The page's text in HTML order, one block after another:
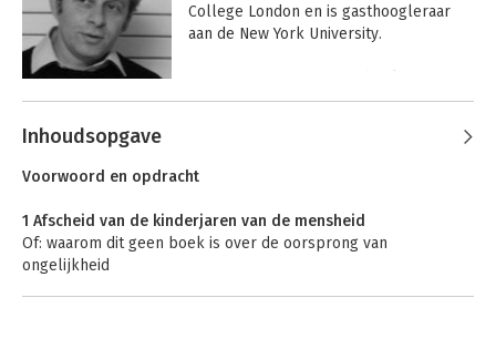
Bullshit jobs
College London en is gasthoogleraar
aan de New York University.
waaronder 'What makes civilization?' en
Midden-Oosten.
Andere boeken door David
Wengrow
Inhoudsopgave
Voorwoord en opdracht
1 Afscheid van de kinderjaren van de mensheid
Of: waarom dit geen boek is over de oorsprong van
ongelijkheid